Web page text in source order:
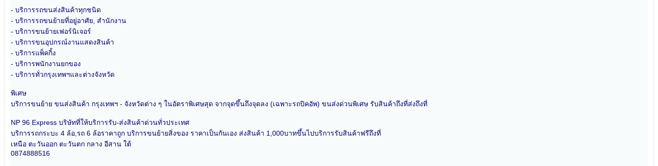
- บริการรถขนส่งสินค้าทุกชนิด
- บริการรถขนย้ายที่อยู่อาศัย, สำนักงาน
- บริการขนย้ายเฟอร์นิเจอร์
- บริการขนอุปกรณ์งานแสดงสินค้า
- บริการแพ็คกิ้ง
- บริการพนักงานยกของ
- บริการทั่วกรุงเทพฯและต่างจังหวัด
พิเศษ
บริการขนย้าย ขนส่งสินค้า กรุงเทพฯ - จังหวัดต่าง ๆ ในอัตราพิเศษสุด จากจุดขึ้นถึงจุดลง (เฉพาะรถปิคอัพ) ขนส่งด่วนพิเศษ รับสินค้าถึงที่ส่งถึงที่
NP 96 Express บริษัทที่ให้บริการรับ-ส่งสินค้าด่วนทั่วประเทศ
บริการรถกระบะ 4 ล้อ,รถ 6 ล้อราคาถูก บริการขนย้ายสิ่งของ ราคาเป็นกันเอง ส่งสินค้า 1,000บาทขึ้นไปบริการรับสินค้าฟรีถึงที่
เหนือ ตะวันออก ตะวันตก กลาง อีสาน ใต้
0874888516